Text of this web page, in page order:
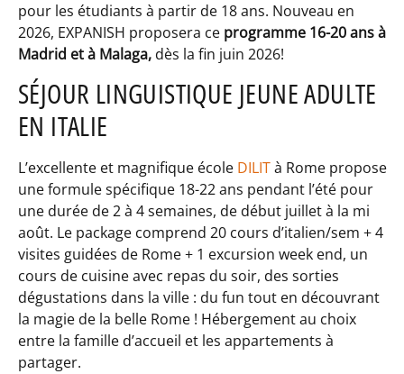
pour les étudiants à partir de 18 ans. Nouveau en
2026, EXPANISH proposera ce programme 16-20 ans à
Madrid et à Malaga, dès la fin juin 2026!
SÉJOUR LINGUISTIQUE JEUNE ADULTE
EN ITALIE
L’excellente et magnifique école DILITà Rome propose
une formule spécifique 18-22 ans pendant l’été pour
une durée de 2 à 4 semaines, de début juillet à la mi
août. Le package comprend 20 cours d’italien/sem + 4
visites guidées de Rome + 1 excursion week end, un
cours de cuisine avec repas du soir, des sorties
dégustations dans la ville : du fun tout en découvrant
la magie de la belle Rome ! Hébergement au choix
entre la famille d’accueil et les appartements à
partager.